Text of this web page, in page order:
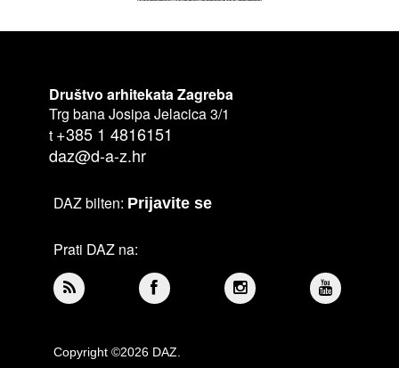
Društvo arhitekata Zagreba
Trg bana Josipa Jelacica 3/1
t +385 1 4816151
daz@d-a-z.hr
DAZ bilten: Prijavite se
Prati DAZ na:
Copyright ©2026 DAZ.